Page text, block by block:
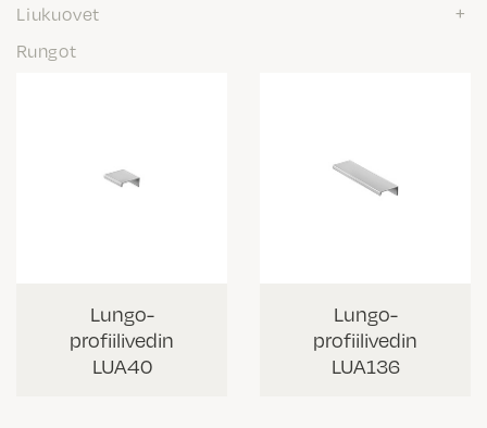
Liukuovet
Rungot
Lungo-
profiilivedin
LUA40
Lungo-
profiilivedin
LUA136